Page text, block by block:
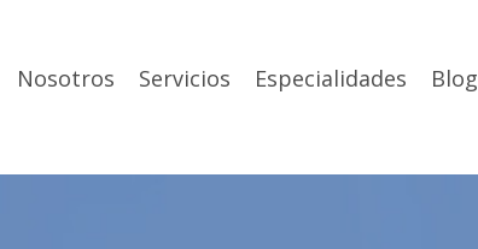
Nosotros Servicios Especialidades Blog